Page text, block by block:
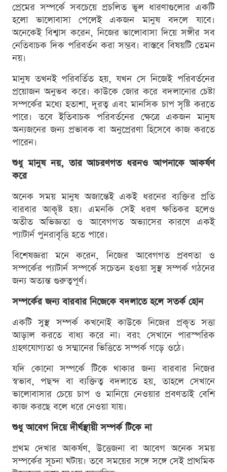
প্রেমের সম্পর্কে সবচেয়ে প্রচলিত ভুল ধারণাগুলোর একটি
হলো ভালোবাসা পেলেই একজন মানুষ বদলে যাবে।
অনেকেই বিশ্বাস করেন, নিজের ভালোবাসা দিয়ে সঙ্গীর সব
নেতিবাচক দিক পরিবর্তন করা সম্ভব। বাস্তবে বিষয়টি তেমন
নয়।
মানুষ তখনই পরিবর্তিত হয়, যখন সে নিজেই পরিবর্তনের
প্রয়োজন অনুভব করে। কাউকে জোর করে বদলানোর চেষ্টা
সম্পর্কের মধ্যে হতাশা, দূরত্ব এবং মানসিক চাপ সৃষ্টি করতে
পারে। তবে ইতিবাচক পরিবর্তনের ক্ষেত্রে একজন মানুষ
অন্যজনের জন্য প্রভাবক বা অনুপ্রেরণা হিসেবে কাজ করতে
পারেন।
শুধু মানুষ নয়, তার আচরণগত ধরনও আপনাকে আকর্ষণ
করে
অনেক সময় মানুষ অজান্তেই একই ধরনের ব্যক্তির প্রতি
বারবার আকৃষ্ট হয়। এমনকি সেই ধরণ ক্ষতিকর হলেও
অতীত অভিজ্ঞতা ও আবেগগত অভ্যাসের কারণে একই
প্যাটার্ন পুনরাবৃত্তি হতে পারে।
বিশেষজ্ঞরা মনে করেন, নিজের আবেগগত প্রবণতা ও
সম্পর্কের প্যাটার্ন সম্পর্কে সচেতন হওয়া সুস্থ সম্পর্ক গঠনের
জন্য অত্যন্ত গুরুত্বপূর্ণ।
সম্পর্কের জন্য বারবার নিজেকে বদলাতে হলে সতর্ক হোন
একটি সুস্থ সম্পর্ক কখনোই কাউকে নিজের প্রকৃত সত্তা
আড়াল করতে বাধ্য করে না। বরং সেখানে পারস্পরিক
গ্রহণযোগ্যতা ও সম্মানের ভিত্তিতে সম্পর্ক গড়ে ওঠে।
যদি কোনো সম্পর্কে টিকে থাকার জন্য বারবার নিজের
স্বভাব, পছন্দ বা ব্যক্তিত্ব বদলাতে হয়, তাহলে সেখানে
ভালোবাসার চেয়ে চাপ ও মানিয়ে নেওয়ার প্রবণতাই বেশি
কাজ করছে বলে ধরে নেওয়া যায়।
শুধু আবেগ দিয়ে দীর্ঘস্থায়ী সম্পর্ক টিকে না
প্রথম দেখার আকর্ষণ, উত্তেজনা বা আবেগ অনেক সময়
সম্পর্কের সূচনা ঘটায়। তবে সময়ের সঙ্গে সঙ্গে সেই প্রাথমিক